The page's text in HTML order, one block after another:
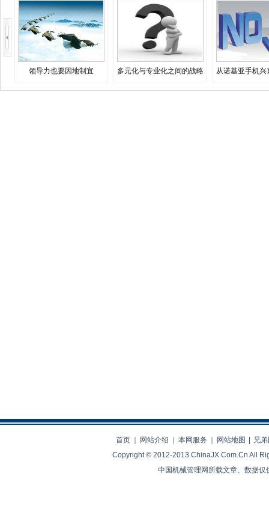
领导力也要因地制宜
多元化与专业化之间的战略
从诺基亚手机兴
首页 ｜ 网站介绍 ｜ 本网服务 ｜ 网站地图 | 兄
Copyright © 2012-2013 ChinaJX.Com.Cn All
中国机械管理网所载文章、数据